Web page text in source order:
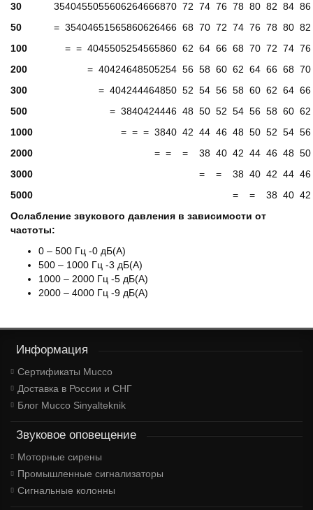
30
3540455055606264666870 72 74 76 78 80 82 84 86
50
= 35404651565860626466 68 70 72 74 76 78 80 82
100
= = 4045505254565860 62 64 66 68 70 72 74 76
200
= 40424648505254 56 58 60 62 64 66 68 70
300
= 404244464850 52 54 56 58 60 62 64 66
500
= 3840424446 48 50 52 54 56 58 60 62
1000
= = = 3840 42 44 46 48 50 52 54 56
2000
= = = 38 40 42 44 46 48 50
3000
= = 38 40 42 44 46
5000
= = 38 40 42
Ослабление звукового давления в зависимости от
частоты:
0 – 500 Гц -0 дБ(А)
500 – 1000 Гц -3 дБ(А)
1000 – 2000 Гц -5 дБ(А)
2000 – 4000 Гц -9 дБ(А)
Информация
Сертификаты Mucco
Доставка в России и СНГ
Блог Mucco Sinyalteknik
Звуковое оповещение
Моторные сирены
Промышленные сигнализаторы
Сигнальные колонны